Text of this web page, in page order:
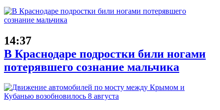
14:37
В Краснодаре подростки били ногами
потерявшего сознание мальчика